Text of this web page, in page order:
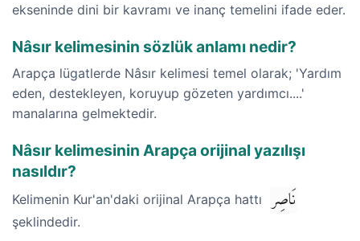
ekseninde dini bir kavramı ve inanç temelini ifade eder.
Nâsır kelimesinin sözlük anlamı nedir?
Arapça lügatlerde Nâsır kelimesi temel olarak; 'Yardım
eden, destekleyen, koruyup gözeten yardımcı....'
manalarına gelmektedir.
Nâsır kelimesinin Arapça orijinal yazılışı
nasıldır?
Kelimenin Kur'an'daki orijinal Arapça hattı نَاصِر
şeklindedir.